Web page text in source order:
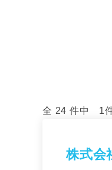
全 24 件中 1
株式会